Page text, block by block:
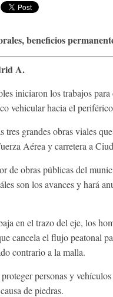
beneficios
A.
iniciaron los trabajos
vehicular hacia el
tres grandes obras viales
Aérea y carretera a
de obras públicas del
son los avances y hará
en el trazo del eje, los
cancela el flujo peatonal
contrario a la malla.
personas y
de piedras.